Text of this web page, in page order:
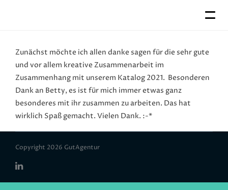
Zunächst möchte ich allen danke sagen für die sehr gute
und vor allem kreative Zusammenarbeit im
Zusammenhang mit unserem Katalog 2021. Besonderen
Dank an Betty, es ist für mich immer etwas ganz
besonderes mit ihr zusammen zu arbeiten. Das hat
wirklich Spaß gemacht. Vielen Dank. :-*
Copyright 2026 GutAgentur